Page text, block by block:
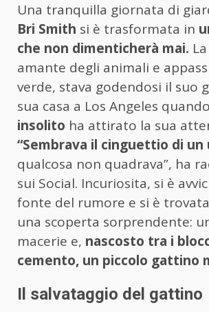
Una tranquilla giornata di
Bri Smith si è trasformata in
che non dimenticherà mai.
amante degli animali e
verde, stava godendosi il suo
sua casa a Los Angeles
insolito ha attirato la sua
“Sembrava il cinguettio di un
qualcosa non quadrava”, ha
sui Social. Incuriosita, si è
fonte del rumore e si è
una scoperta sorprendente:
macerie e, nascosto tra i
cemento, un piccolo gattino
Il salvataggio del gattino